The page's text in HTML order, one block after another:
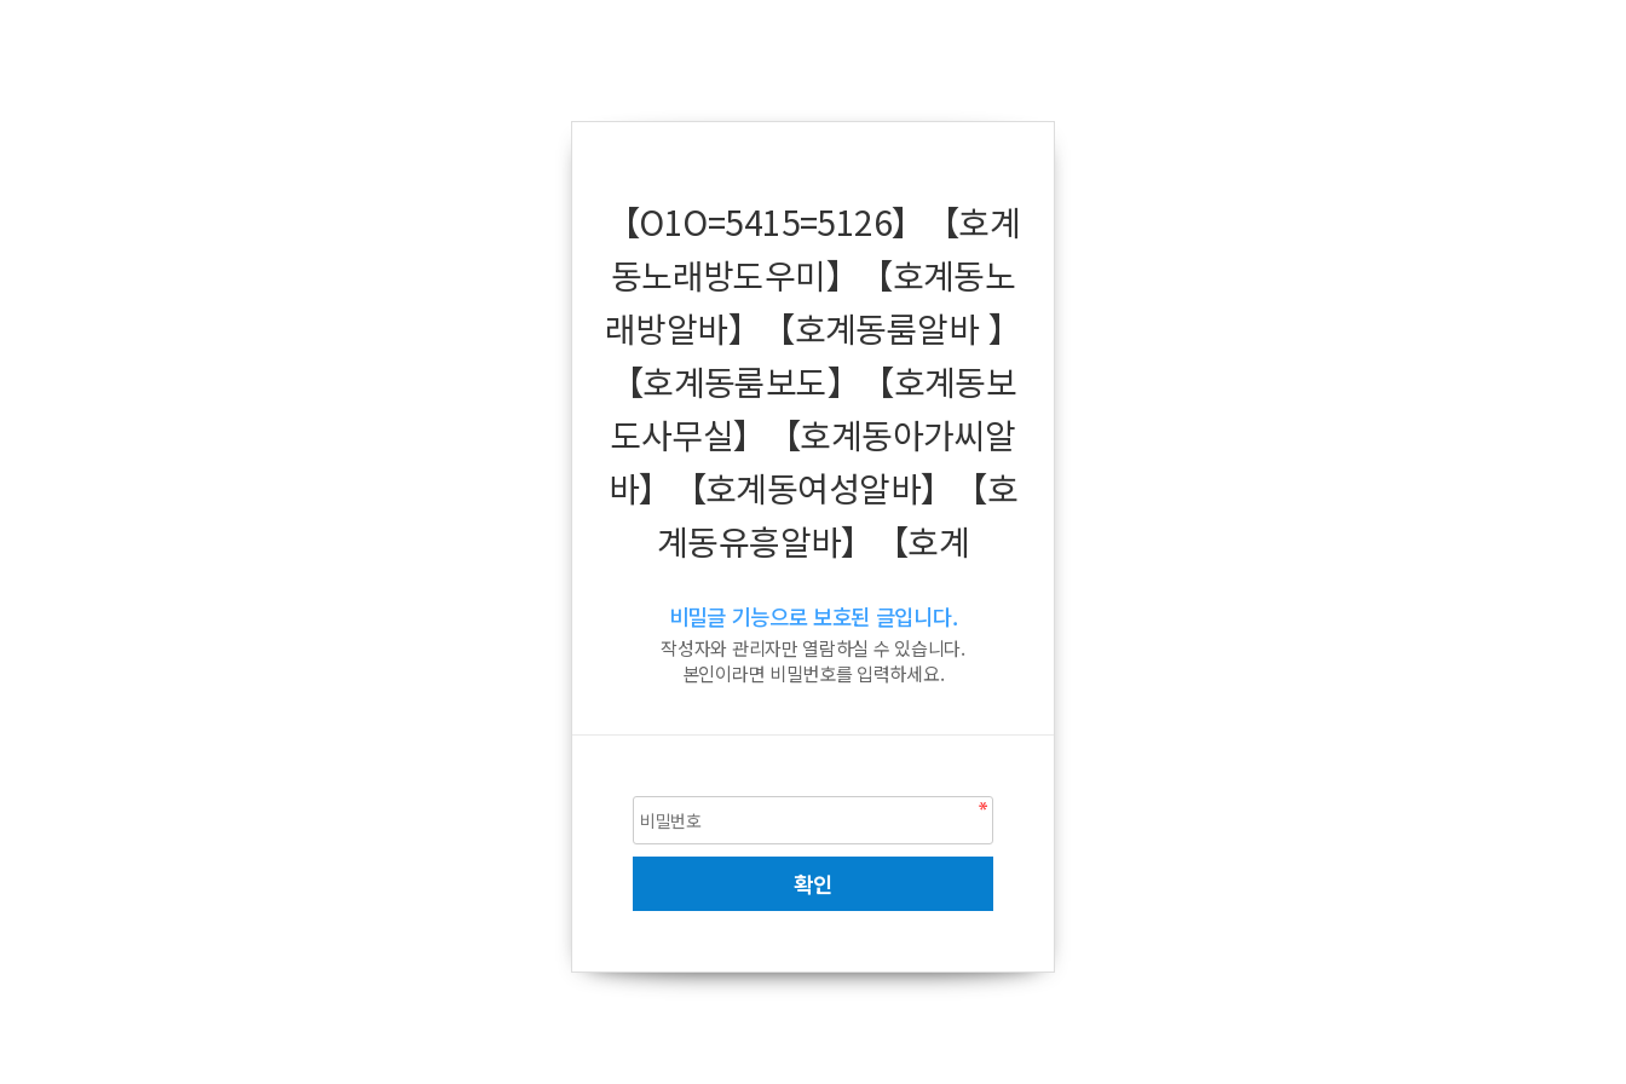
【O1O=5415=5126】【호계
동노래방도우미】【호계동노
래방알바】【호계동룸알바 】
【호계동룸보도】【호계동보
도사무실】【호계동아가씨알
바】【호계동여성알바】【호
계동유흥알바】【호계
비밀글 기능으로 보호된 글입니다.
작성자와 관리자만 열람하실 수 있습니다.
본인이라면 비밀번호를 입력하세요.